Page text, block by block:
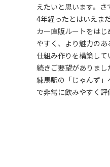
えたいと思います。
4年経ったとはいえま
カー直販ルートをは
やすく、より魅力の
仕組み作りを構築し
続きご要望がありまし
練馬駅の「じゃんず
で非常に飲みやすく評